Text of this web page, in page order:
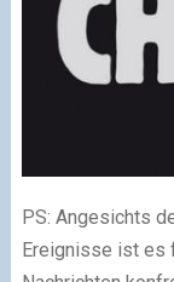
PS: Angesichts
Ereignisse ist es